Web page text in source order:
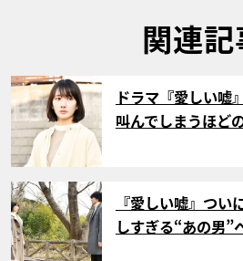
関連
サムネイル
ドラマ『愛しい嘘
叫んでしまうほど
サムネイル
『愛しい嘘』つい
しすぎる“あの男